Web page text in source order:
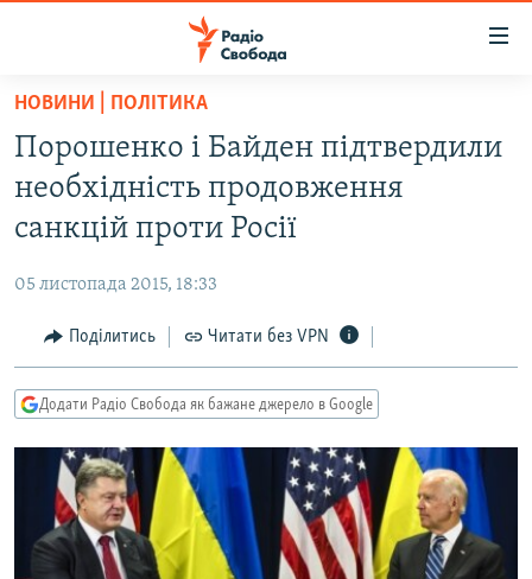
Перейти
основного
матеріалу
до
основної
Перейти
до
пошуку
ВСЕ ЗА ДОБУ
ЕКОНОМІКА
СУСПІЛЬСТВО
УКРАЇНА
СВІТ
РОСІЙСЬКА «ФІЛЬТРАЦІЯ»
ДОНБАС.РЕАЛІЇ
ТИ ЯК?
СХЕМИ
КИТАЙ.ВИКЛИКИ
МУЛЬТИМЕДІА
НОВИНИ | ПОЛІТИКА
Порошенко і Байден підтвердили
необхідність продовження
санкцій проти Росії
05 листопада 2015, 18:33
Поділитись Читати без VPN
Додати Радіо Свобода як бажане джерело в Google